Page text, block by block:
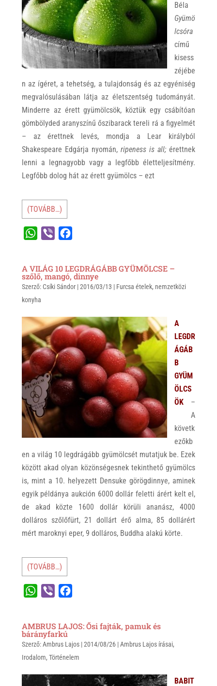
Béla
Gyümö
lcsóra
című
kisess
zéjébe
n az ígéret, a tehetség, a tulajdonság és az egyéniség
megvalósulásában látja az életszentség tudományát.
Minderre az érett gyümölcsök, köztük egy csábítóan
gömbölyded aranyszínű őszibarack tereli rá a figyelmét
– az érettnek levés, mondja a Lear királyból
Shakespeare Edgárja nyomán, ripeness is all; érettnek
lenni a legnagyobb vagy a legfőbb életteljesítmény.
Legfőbb dolog hát az érett gyümölcs – ezt
(TOVÁBB…)
t
s
A
p
p
e
r
e
b
o
k
A VILÁG 10 LEGDRÁGÁBB GYÜMÖLCSE –
szőlő, mangó, dinnye
Szerző: Csíki Sándor|2016/03/13 | Furcsa ételek, nemzetközi
konyha
A
LEGDR
ÁGÁB
B
GYÜM
ÖLCS
ÖK–
A
követk
ezőkb
en a világ 10 legdrágább gyümölcsét mutatjuk be. Ezek
között akad olyan közönségesnek tekinthető gyümölcs
is, mint a 10. helyezett Densuke görögdinnye, aminek
egyik példánya aukción 6000 dollár feletti árért kelt el,
de akad közte 1600 dollár körüli ananász, 4000
dolláros szőlőfürt, 21 dollárt érő alma, 85 dollárért
mért maroknyi eper, 9 dolláros, Buddha alakú körte.
(TOVÁBB…)
t
s
A
p
e
r
e
b
o
o
AMBRUS LAJOS: Ősi fajták, pamuk és
bárányfarkú
Szerző:Ambrus Lajos|2014/08/26|Ambrus Lajos írásai,
Irodalom, Történelem
BABIT